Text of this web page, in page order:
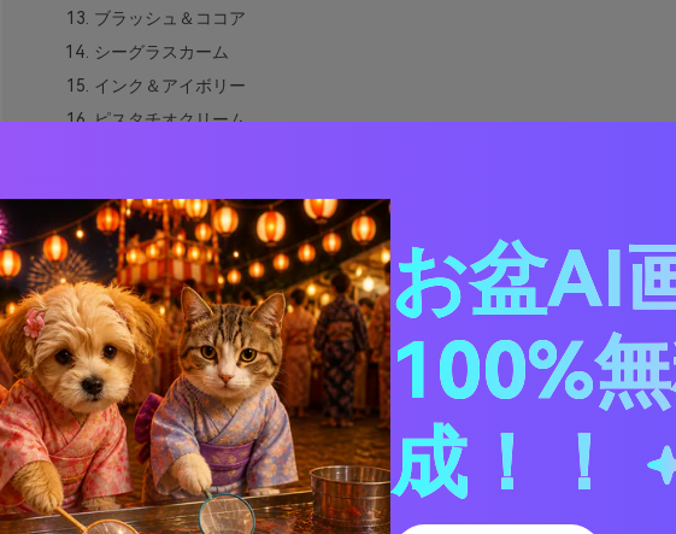
ブラッシュ＆ココア
シーグラスカーム
インク＆アイボリー
ピスタチオクリーム
ナイトフォールサンド
シトラスピールポップ
エッグシェルに合う色は？
実際のデザインにエッグシェルカラーパレットを使う方法
AIでエッグシェルパレットのビジュアルを作成
エッグシェルパレットがなぜ優れ
お盆AI
100%
成！！